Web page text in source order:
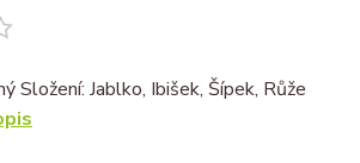
Složení: Jablko, Ibišek, Šípek, Růže